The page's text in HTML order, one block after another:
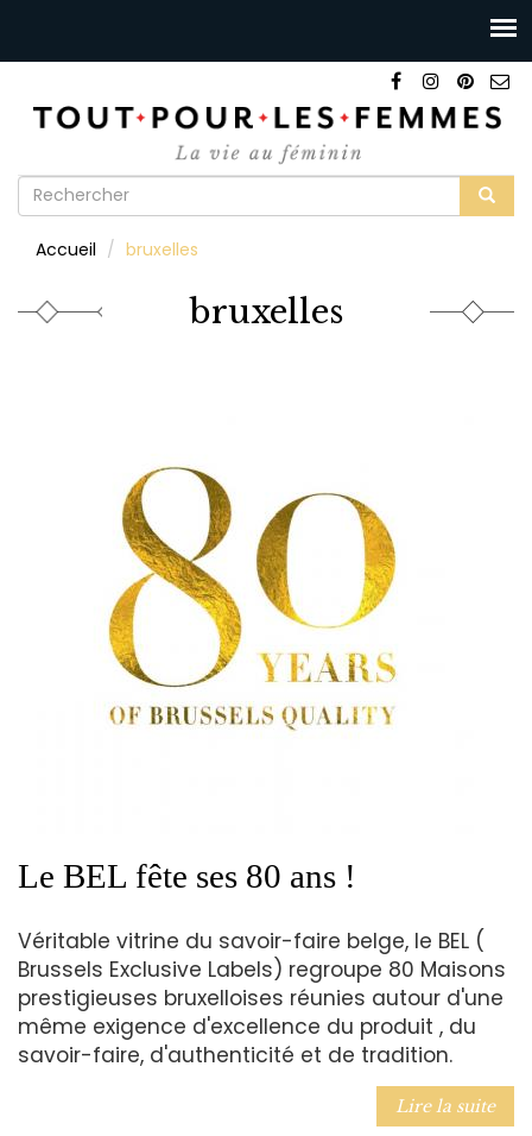
Formulaire
recherche
Accueil bruxelles
bruxelles
Le BEL fête ses 80 ans !
Véritable vitrine du savoir-faire belge, le BEL (
Brussels Exclusive Labels) regroupe 80 Maisons
prestigieuses bruxelloises réunies autour d'une
même exigence d'excellence du produit , du
savoir-faire, d'authenticité et de tradition.
Lire la suite